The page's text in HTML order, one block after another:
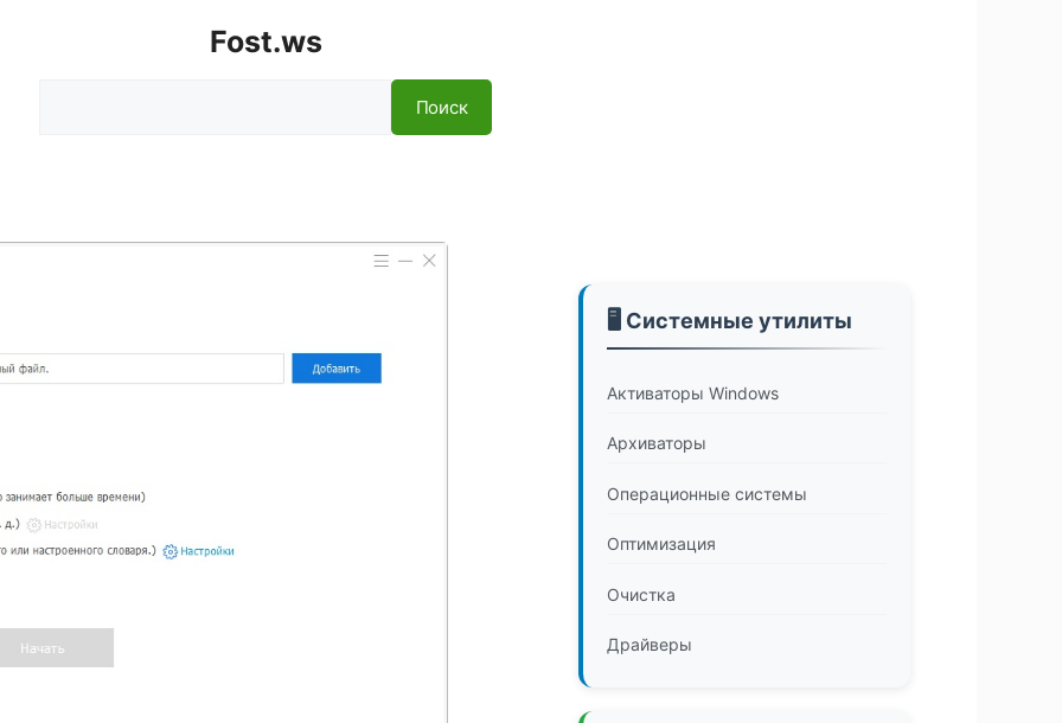
Fost.ws
Поиск
🖥️ Системные утилиты
Активаторы Windows
Архиваторы
Операционные системы
Оптимизация
Очистка
Драйверы